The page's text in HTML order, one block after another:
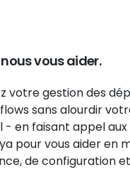
vous aider.
votre gestion des
sans alourdir
- en faisant appel
pour vous aider en
de configuration